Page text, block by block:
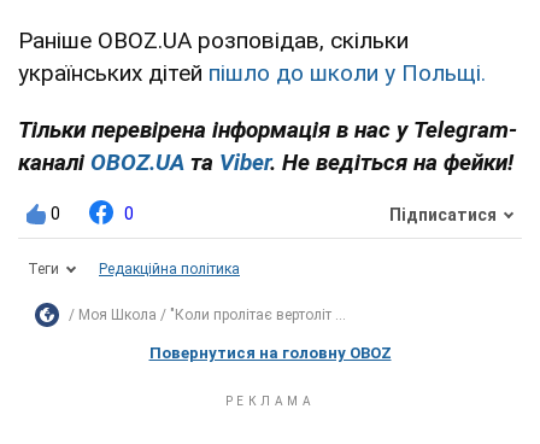
Раніше OBOZ.UA розповідав, скільки
українських дітей пішло до школи у Польщі.
Тільки перевірена інформація в нас у Telegram-
каналі OBOZ.UA та Viber. Не ведіться на фейки!
0 0 Підписатися
Теги Редакційна політика
Моя Школа "Коли пролітає вертоліт ...
Повернутися на головну OBOZ